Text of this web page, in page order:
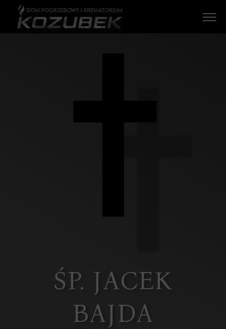
ŚP. JACEK
BAJDA